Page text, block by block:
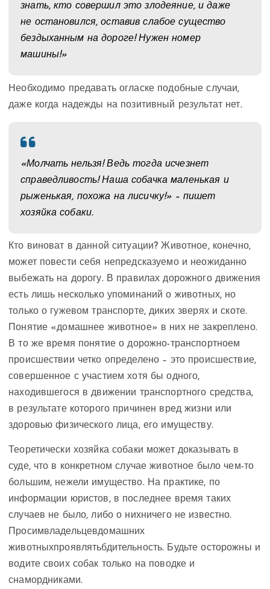
знать, кто совершил это злодеяние, и даже
не остановился, оставив слабое существо
бездыханным на дороге! Нужен номер
машины!»
Необходимо предавать огласке подобные случаи,
даже когда надежды на позитивный результат нет.
«Молчать нельзя! Ведь тогда исчезнет
справедливость! Наша собачка маленькая и
рыженькая, похожа на лисичку!» – пишет
хозяйка собаки.
Кто виноват в данной ситуации? Животное, конечно,
может повести себя непредсказуемо и неожиданно
выбежать на дорогу. В правилах дорожного движения
есть лишь несколько упоминаний о животных, но
только о гужевом транспорте, диких зверях и скоте.
Понятие «домашнее животное» в них не закреплено.
В то же время понятие о дорожно-транспортноем
происшествии четко определено – это происшествие,
совершенное с участием хотя бы одного,
находившегося в движении транспортного средства,
в результате которого причинен вред жизни или
здоровью физического лица, его имуществу.
Теоретически хозяйка собаки может доказывать в
суде, что в конкретном случае животное было чем-то
большим, нежели имущество. На практике, по
информации юристов, в последнее время таких
случаев не было, либо о нихничего не известно.
Просимвладельцевдомашних
животныхпроявлятьбдительность. Будьте осторожны и
водите своих собак только на поводке и
снамордниками.